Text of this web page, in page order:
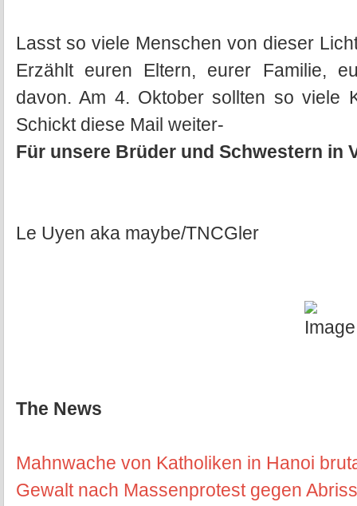
Lasst so viele Menschen von dieser
Erzählt euren Eltern, eurer Familie,
davon. Am 4. Oktober sollten so viele
Schickt diese Mail weiter-
Für unsere Brüder und Schwestern in
Le Uyen aka maybe/TNCGler
The News
Mahnwache von Katholiken in Hanoi
Gewalt nach Massenprotest gegen